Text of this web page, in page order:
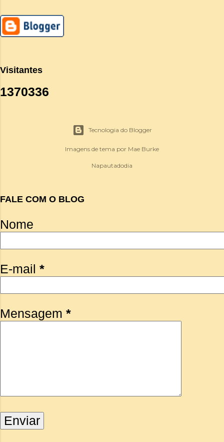
Visitantes
1370336
Tecnologia do Blogger
Imagens de tema por Mae Burke
Napautadodia
FALE COM O BLOG
Nome
E-mail *
Mensagem *